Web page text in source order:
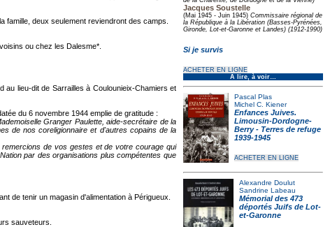
Jacques Soustelle
(Mai 1945 - Juin 1945) Commissaire régional de
la République à la Libération (Basses-Pyrénées,
Gironde, Lot-et-Garonne et Landes) (1912-1990)
Si je survis
ACHETER EN LIGNE
À lire, à voir…
Pascal Plas
Michel C. Kiener
Enfances Juives.
Limousin-Dordogne-
Berry - Terres de refuge
1939-1945
ACHETER EN LIGNE
Alexandre Doulut
Sandrine Labeau
Mémorial des 473
déportés Juifs de Lot-
et-Garonne
deux seulement reviendront des camps.
ou chez les Dalesme*.
lieu-dit de Sarrailles à Coulounieix-Chamiers et
du 6 novembre 1944 emplie de gratitude :
Granger Paulette, aide-secrétaire de la
de nos coreligionnaire et d'autres copains de la
de vos gestes et de votre courage qui
par des organisations plus compétentes que
de tenir un magasin d'alimentation à Périgueux.
sauveteurs.